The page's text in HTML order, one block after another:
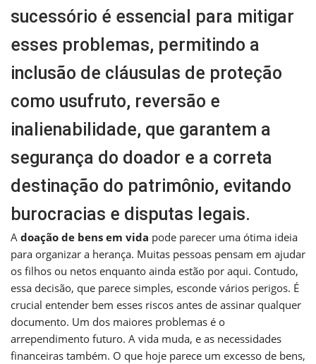
sucessório é essencial para mitigar
esses problemas, permitindo a
inclusão de cláusulas de proteção
como usufruto, reversão e
inalienabilidade, que garantem a
segurança do doador e a correta
destinação do patrimônio, evitando
burocracias e disputas legais.
A doação de bens em vida pode parecer uma ótima ideia
para organizar a herança. Muitas pessoas pensam em ajudar
os filhos ou netos enquanto ainda estão por aqui. Contudo,
essa decisão, que parece simples, esconde vários perigos. É
crucial entender bem esses riscos antes de assinar qualquer
documento. Um dos maiores problemas é o
arrependimento futuro. A vida muda, e as necessidades
financeiras também. O que hoje parece um excesso de bens,